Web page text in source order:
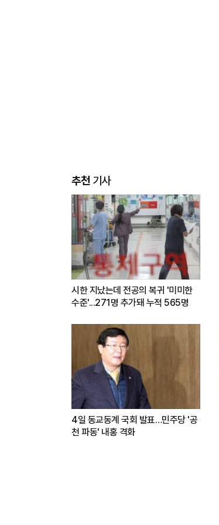
추천기사
시한 지났는데 전공의 복귀 '미미한
수준'...271명 추가돼 누적 565명
4일 동교동계 국회 발표…민주당 '공
천 파동' 내홍 격화